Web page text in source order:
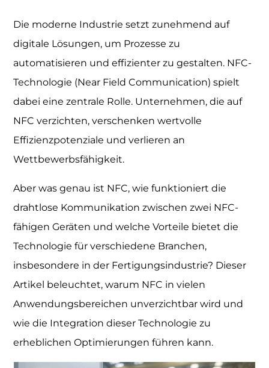
Die moderne Industrie setzt zunehmend auf
digitale Lösungen, um Prozesse zu
automatisieren und effizienter zu gestalten. NFC-
Technologie (Near Field Communication) spielt
dabei eine zentrale Rolle. Unternehmen, die auf
NFC verzichten, verschenken wertvolle
Effizienzpotenziale und verlieren an
Wettbewerbsfähigkeit.
Aber was genau ist NFC, wie funktioniert die
drahtlose Kommunikation zwischen zwei NFC-
fähigen Geräten und welche Vorteile bietet die
Technologie für verschiedene Branchen,
insbesondere in der Fertigungsindustrie? Dieser
Artikel beleuchtet, warum NFC in vielen
Anwendungsbereichen unverzichtbar wird und
wie die Integration dieser Technologie zu
erheblichen Optimierungen führen kann.